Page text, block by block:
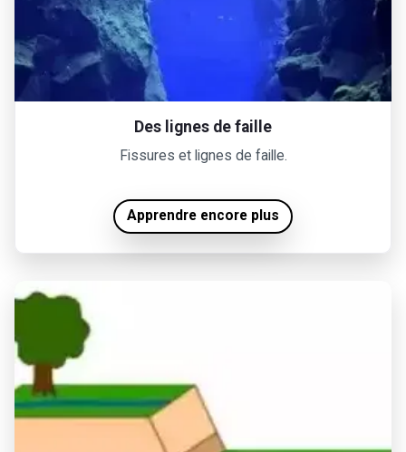
Des lignes de faille
Fissures et lignes de faille.
Apprendre encore plus